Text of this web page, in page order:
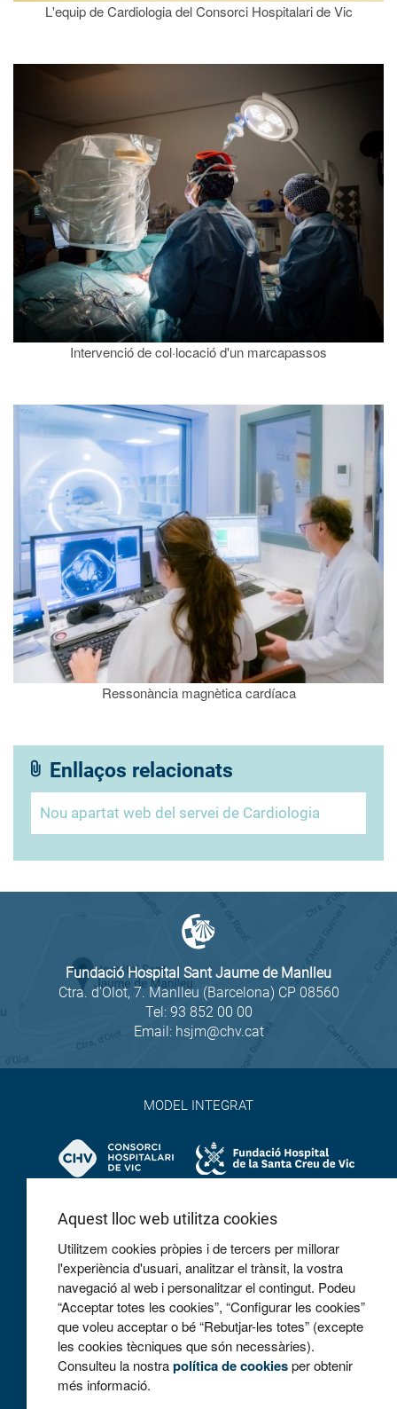
L'equip de Cardiologia del Consorci Hospitalari de Vic
Intervenció de col·locació d'un marcapassos
Ressonància magnètica cardíaca
Enllaços relacionats
Nou apartat web del servei de Cardiologia
Fundació Hospital Sant Jaume de Manlleu
Ctra. d'Olot, 7. Manlleu (Barcelona) CP 08560
Tel: 93 852 00 00
Email: hsjm@chv.cat
MODEL INTEGRAT
COL·LABOREM
Aquest lloc web utilitza cookies
Utilitzem cookies pròpies i de tercers per millorar
l'experiència d'usuari, analitzar el trànsit, la vostra
navegació al web i personalitzar el contingut. Podeu
“Acceptar totes les cookies”, “Configurar les cookies”
que voleu acceptar o bé “Rebutjar-les totes” (excepte
les cookies tècniques que són necessàries).
Consulteu la nostrapolítica de cookiesper obtenir
més informació.